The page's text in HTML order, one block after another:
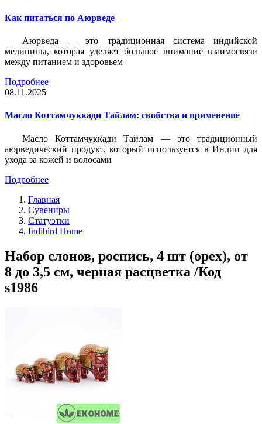
Как питаться по Аюрведе
Аюрведа — это традиционная система индийской
медицины, которая уделяет большое внимание взаимосвязи
между питанием и здоровьем
Подробнее
08.11.2025
Масло Коттамчуккади Тайлам: свойства и применение
Масло Коттамчуккади Тайлам — это традиционный
аюрведический продукт, который используется в Индии для
ухода за кожей и волосами
Подробнее
Главная
Сувениры
Статуэтки
Indibird Home
Набор слонов, роспись, 4 шт (орех), от
8 до 3,5 см, черная расцветка /Код
s1986